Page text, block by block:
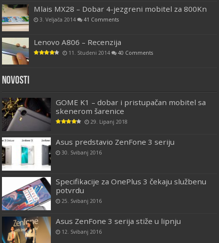
Mlais MX28 – Dobar 4-jezgreni mobitel za 800Kn
3. Veljača 2014 41 Comments
Lenovo A806 – Recenzija
11. Studeni 2014 40 Comments
Novosti
GOME K1 – dobar i pristupačan mobitel sa
skenerom šarenice
29. Lipanj 2018
Asus predstavio ZenFone 3 seriju
30. Svibanj 2016
Specifikacije za OnePlus 3 čekaju službenu
potvrdu
25. Svibanj 2016
Asus ZenFone 3 serija stiže u lipnju
12. Svibanj 2016